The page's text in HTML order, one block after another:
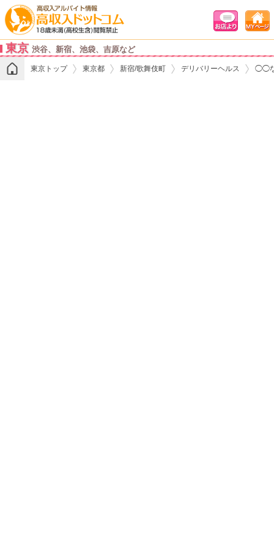
東京 渋谷、新宿、池袋、吉原など
東京トップ 東京都 新宿/歌舞伎町 デリバリーヘルス ◯◯